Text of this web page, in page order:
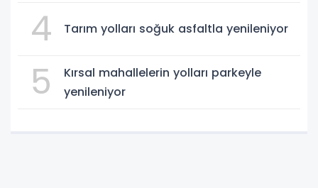
4 Tarım yolları soğuk asfaltla yenileniyor
5
Kırsal mahallelerin yolları parkeyle
yenileniyor